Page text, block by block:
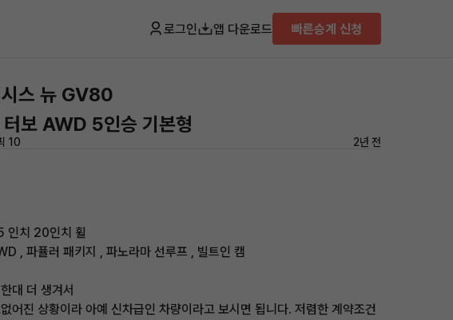
로그인 앱 다운로드 빠른승계 신청
스 뉴 GV80
보 AWD 5인승 기본형
10
2년 전
인치 20인치 휠
, 파퓰러 패키지 , 파노라마 선루프 , 빌트인 캠
대 더 생겨서
어진 상황이라 아예 신차급인 차량이라고 보시면 됩니다. 저렴한 계약조건